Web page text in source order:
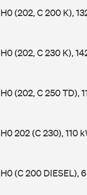
(202, C 200 K),
(202, C 230 K),
(202, C 250 TD),
202 (C 230), 110
(C 200 DIESEL),